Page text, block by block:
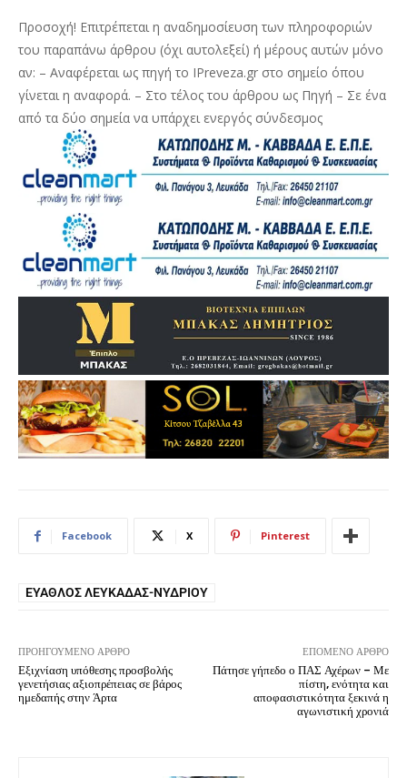
Προσοχή! Επιτρέπεται η αναδημοσίευση των πληροφοριών
του παραπάνω άρθρου (όχι αυτολεξεί) ή μέρους αυτών μόνο
αν: – Αναφέρεται ως πηγή το IPreveza.gr στο σημείο όπου
γίνεται η αναφορά. – Στο τέλος του άρθρου ως Πηγή – Σε ένα
από τα δύο σημεία να υπάρχει ενεργός σύνδεσμος
Facebook X Pinterest
ΕΎΑΘΛΟΣ ΛΕΥΚΆΔΑΣ-ΝΥΔΡΙΟΎ
ΠΡΟΗΓΟΎΜΕΝΟ ΆΡΘΡΟ
Εξιχνίαση υπόθεσης προσβολής
γενετήσιας αξιοπρέπειας σε βάρος
ημεδαπής στην Άρτα
ΕΠΌΜΕΝΟ ΆΡΘΡΟ
Πάτησε γήπεδο ο ΠΑΣ Αχέρων – Με
πίστη, ενότητα και
αποφασιστικότητα ξεκινά η
αγωνιστική χρονιά